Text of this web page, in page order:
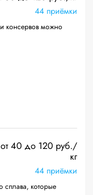
44 приёмки
консервов можно
от 40 до 120 руб./
кг
44 приёмки
которые